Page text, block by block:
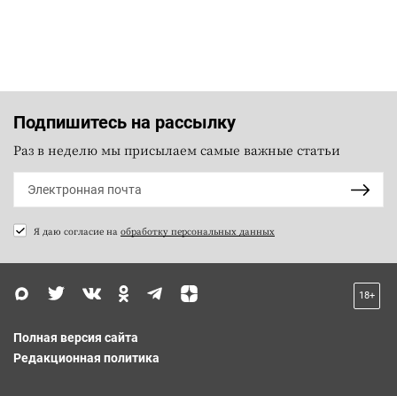
Подпишитесь на рассылку
Раз в неделю мы присылаем самые важные статьи
Я даю согласие на обработку персональных данных
18+
Полная версия сайта
Редакционная политика